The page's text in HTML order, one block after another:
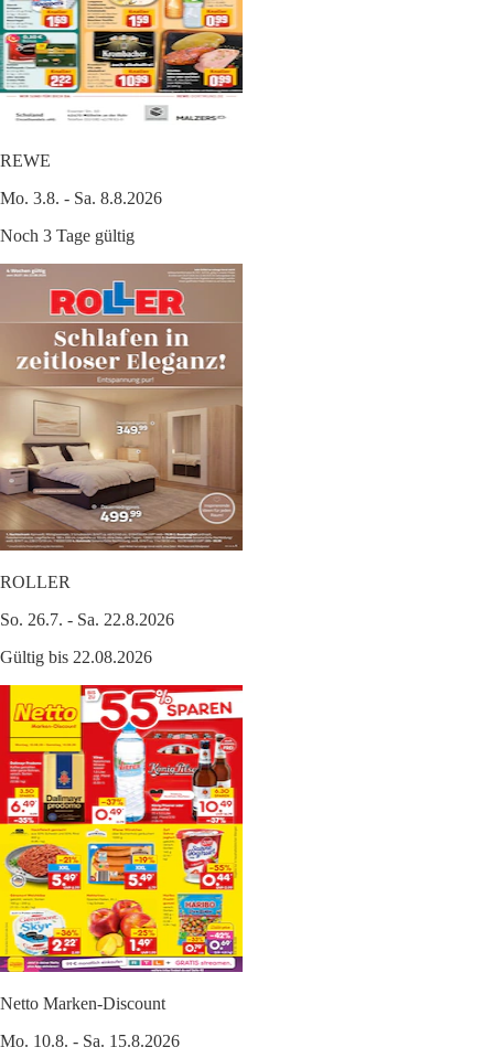
REWE
Mo. 3.8. - Sa. 8.8.2026
Noch 3 Tage gültig
ROLLER
So. 26.7. - Sa. 22.8.2026
Gültig bis 22.08.2026
Netto Marken-Discount
Mo. 10.8. - Sa. 15.8.2026